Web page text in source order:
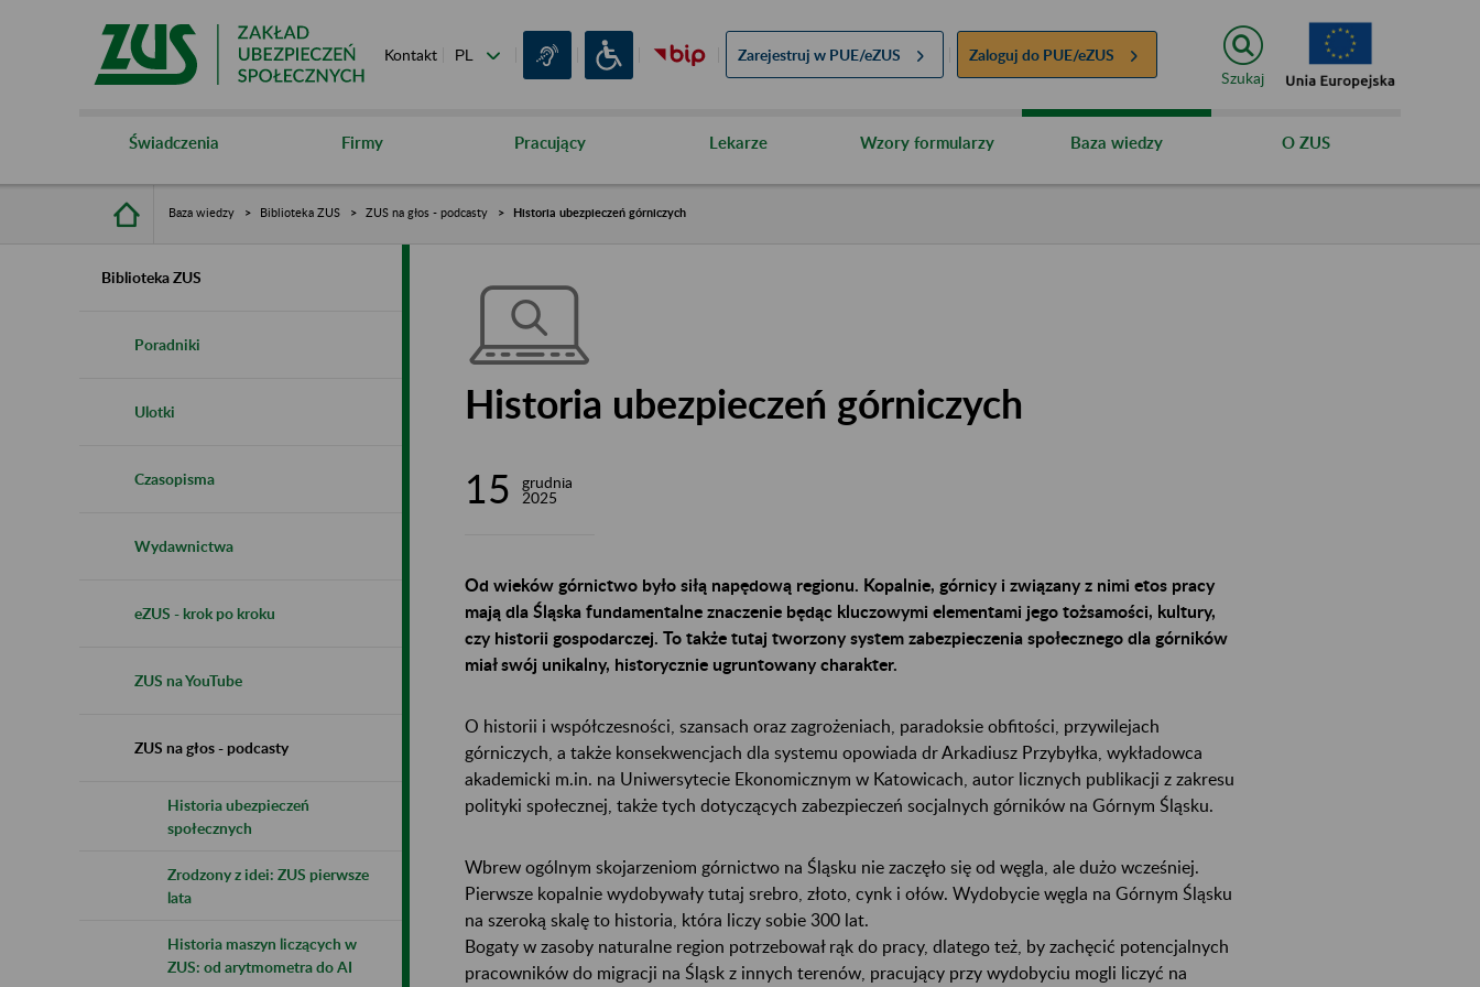
Kontakt Zarejestruj w PUE/eZUS Zaloguj do PUE/eZUS
Szukaj
Świadczenia Firmy Pracujący Lekarze Wzory formularzy Baza wiedzy O ZUS
Baza wiedzy Biblioteka ZUS ZUS na głos - podcasty Historia ubezpieczeń górniczych
Biblioteka ZUS
Poradniki
Ulotki
Czasopisma
Wydawnictwa
eZUS - krok po kroku
ZUS na YouTube
ZUS na głos - podcasty
Historia ubezpieczeń
społecznych
Zrodzony z idei: ZUS pierwsze
lata
Historia maszyn liczących w
ZUS: od arytmometra do AI
Historia ubezpieczeń górniczych
15
grudnia
2025
Od wieków górnictwo było siłą napędową regionu. Kopalnie, górnicy i związany z nimi etos pracy
mają dla Śląska fundamentalne znaczenie będąc kluczowymi elementami jego tożsamości, kultury,
czy historii gospodarczej. To także tutaj tworzony system zabezpieczenia społecznego dla górników
miał swój unikalny, historycznie ugruntowany charakter.
O historii i współczesności, szansach oraz zagrożeniach, paradoksie obfitości, przywilejach
górniczych, a także konsekwencjach dla systemu opowiada dr Arkadiusz Przybyłka, wykładowca
akademicki m.in. na Uniwersytecie Ekonomicznym w Katowicach, autor licznych publikacji z zakresu
polityki społecznej, także tych dotyczących zabezpieczeń socjalnych górników na Górnym Śląsku.
Wbrew ogólnym skojarzeniom górnictwo na Śląsku nie zaczęło się od węgla, ale dużo wcześniej.
Pierwsze kopalnie wydobywały tutaj srebro, złoto, cynk i ołów. Wydobycie węgla na Górnym Śląsku
na szeroką skalę to historia, która liczy sobie 300 lat.
Bogaty w zasoby naturalne region potrzebował rąk do pracy, dlatego też, by zachęcić potencjalnych
pracowników do migracji na Śląsk z innych terenów, pracujący przy wydobyciu mogli liczyć na